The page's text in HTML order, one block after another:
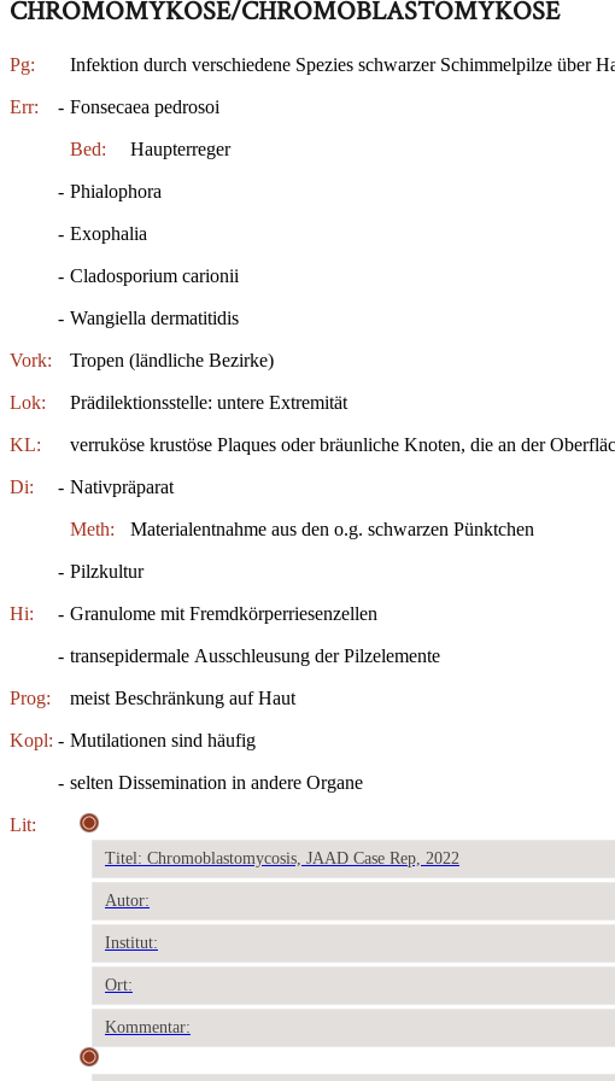
CHROMOMYKOSE/CHROMOBLASTOMYKOSE
Pg: Infektion durch verschiedene Spezies schwarzer Schimmelpilze über
Err: - Fonsecaea pedrosoi
Bed: Haupterreger
- Phialophora
- Exophalia
- Cladosporium carionii
- Wangiella dermatitidis
Vork: Tropen (ländliche Bezirke)
Lok: Prädilektionsstelle: untere Extremität
KL: verruköse krustöse Plaques oder bräunliche Knoten, die an der
Di: - Nativpräparat
Meth: Materialentnahme aus den o.g. schwarzen Pünktchen
- Pilzkultur
Hi: - Granulome mit Fremdkörperriesenzellen
- transepidermale Ausschleusung der Pilzelemente
Prog: meist Beschränkung auf Haut
Kopl: - Mutilationen sind häufig
- selten Dissemination in andere Organe
Lit:
Titel: Chromoblastomycosis, JAAD Case Rep, 2022
Autor:
Institut:
Ort:
Kommentar: